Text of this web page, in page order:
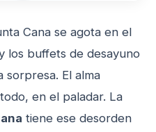
Cana se agota en el
los buffets de desayuno
sorpresa. El alma
en el paladar. La
tiene ese desorden